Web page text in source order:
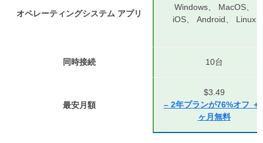
オペレーティングシステム アプリ
Windows、 MacOS、
iOS、 Android、 Linux
同時接続 10台
最安月額
$3.49
– 2年プランが76%オフ ＋
ヶ月無料